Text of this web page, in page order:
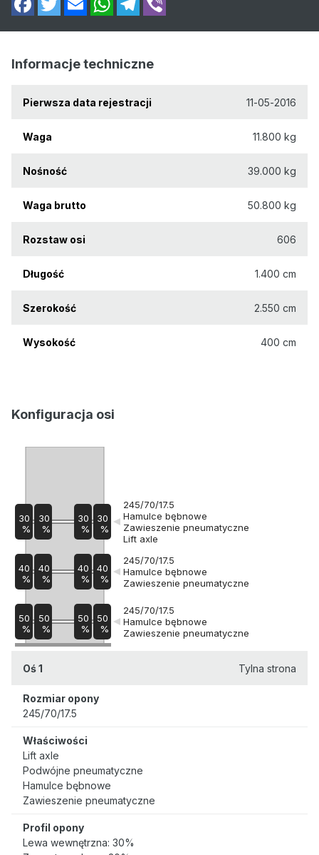
Informacje techniczne
Pierwsza data rejestracji 11-05-2016
Waga 11.800 kg
Nośność 39.000 kg
Waga brutto 50.800 kg
Rozstaw osi 606
Długość 1.400 cm
Szerokość 2.550 cm
Wysokość 400 cm
Konfiguracja osi
30
%
30
%
30
%
30
%
245/70/17.5
Hamulce bębnowe
Zawieszenie pneumatyczne
Lift axle
40
%
40
%
40
%
40
%
245/70/17.5
Hamulce bębnowe
Zawieszenie pneumatyczne
50
%
50
%
50
%
50
%
245/70/17.5
Hamulce bębnowe
Zawieszenie pneumatyczne
Oś 1 Tylna strona
Rozmiar opony
245/70/17.5
Właściwości
Lift axle
Podwójne pneumatyczne
Hamulce bębnowe
Zawieszenie pneumatyczne
Profil opony
Lewa wewnętrzna: 30%